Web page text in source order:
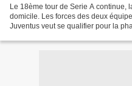
Le 18ème tour de Serie A continue,
domicile. Les forces des deux
Juventus veut se qualifier pour la